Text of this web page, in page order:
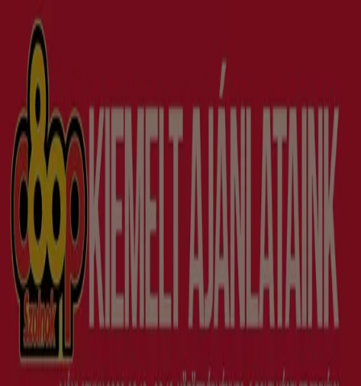
Ön itt van:
Győr
Featured Hiper-Szupermarketek Ruházat, cipők és
kiegészítőkElektronika
Otthon, kert és
barkácsolás
Gyógyszertárak és szépség
Gyermekek
és szabadidő Autók, motorkerékpárok és
alkatrészekÉttermek Bankok és szolgáltatások
Reklám
Szupermarketek Győr -
Katalógusok, szórólap & Akciós